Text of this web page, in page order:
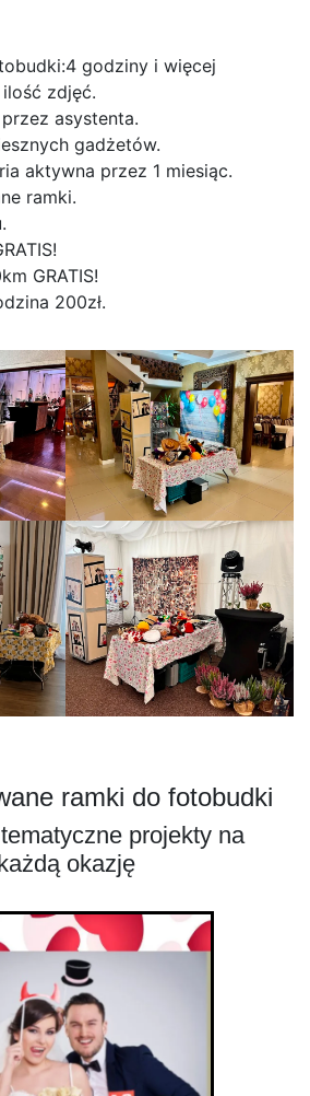
godziny i więcej
zdjęć.
przez asystenta.
gadżetów.
aktywna przez 1 miesiąc.
ramki.
GRATIS!
200zł.
ramki do fotobudki
projekty na
każdą okazję